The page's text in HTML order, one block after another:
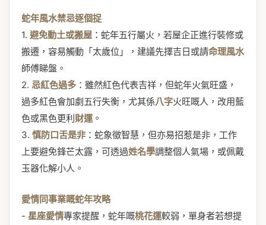
蛇年風水禁忌逐個捉
1. 避免動土或搬屋 ：蛇年五行屬火，若屋企正進行裝修或
搬遷，容易觸動「太歲位」，建議先擇吉日或請命理風水
師傅睇盤。
2. 忌紅色過多 ：雖然紅色代表吉祥，但蛇年火氣旺盛，
過多紅色會加劇五行失衡，尤其係八字火旺嘅人，改用藍
色或黑色更利財運 。
3. 慎防口舌是非：蛇象徵智慧，但亦易招惹是非，工作
上要避免鋒芒太露，可透過姓名學調整個人氣場，或佩戴
玉器化解小人。
愛情同事業嘅蛇年攻略
- 星座愛情專家提醒，蛇年嘅桃花運較弱，單身者若想提